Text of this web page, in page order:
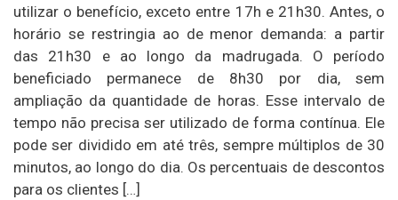
utilizar o benefício, exceto entre 17h e 21h30. Antes, o
horário se restringia ao de menor demanda: a partir
das 21h30 e ao longo da madrugada. O período
beneficiado permanece de 8h30 por dia, sem
ampliação da quantidade de horas. Esse intervalo de
tempo não precisa ser utilizado de forma contínua. Ele
pode ser dividido em até três, sempre múltiplos de 30
minutos, ao longo do dia. Os percentuais de descontos
para os clientes […]